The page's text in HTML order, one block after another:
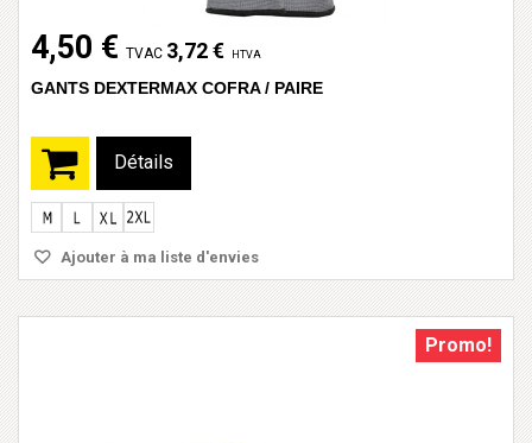
4,50 € TVAC 3,72 € HTVA
GANTS DEXTERMAX COFRA / PAIRE
Détails
Ajouter à ma liste d'envies
Promo!